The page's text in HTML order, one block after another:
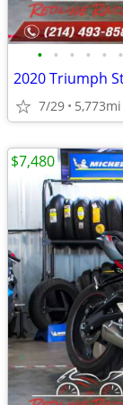
• • • • • •
2020 Triumph
7/29 5,773mi
$7,480